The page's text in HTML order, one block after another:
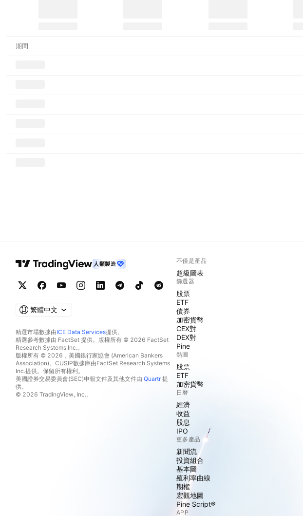
期間
人類製造
繁體中文
精選市場數據由ICE Data Services提供。
精選參考數據由 FactSet 提供。版權所有 © 2026 FactSet
Research Systems Inc.。
版權所有 © 2026，美國銀行家協會 (American Bankers
Association)。CUSIP數據庫由FactSet Research Systems
Inc.提供。保留所有權利。
美國證券交易委員會(SEC)申報文件及其他文件由 Quartr提
供。
© 2026 TradingView, Inc.。
不僅是產品
超級圖表
篩選器
股票
ETF
債券
加密貨幣
CEX對
DEX對
Pine
熱圖
股票
ETF
加密貨幣
日曆
經濟
收益
股息
IPO
更多產品
新聞流
投資組合
基本圖
殖利率曲線
期權
宏觀地圖
Pine Script®
APP